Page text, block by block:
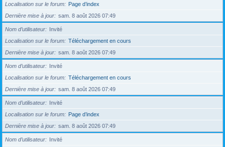
Localisation sur le forum
Page d’index
Dernière mise à jour
sam. 8 août 2026 07:49
Nom d’utilisateur
Invité
Localisation sur le forum
Téléchargement en cours
Dernière mise à jour
sam. 8 août 2026 07:49
Nom d’utilisateur
Invité
Localisation sur le forum
Téléchargement en cours
Dernière mise à jour
sam. 8 août 2026 07:49
Nom d’utilisateur
Invité
Localisation sur le forum
Page d’index
Dernière mise à jour
sam. 8 août 2026 07:49
Nom d’utilisateur
Invité